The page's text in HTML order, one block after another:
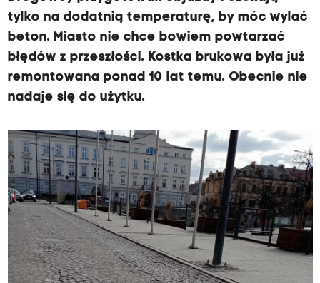
tylko na dodatnią temperaturę, by móc wylać
beton. Miasto nie chce bowiem powtarzać
błędów z przeszłości. Kostka brukowa była już
remontowana ponad 10 lat temu. Obecnie nie
nadaje się do użytku.